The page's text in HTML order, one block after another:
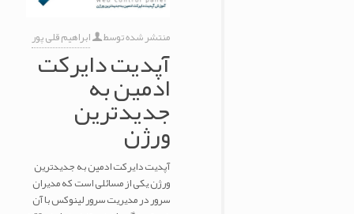
منتشر شده توسط ابراهیم قلی پور
آپدیت دایرکت
ادمین به
جدیدترین
ورژن
آپدیت دایرکت ادمین به جدیدترین
ورژن یکی از مسائلی است که مدیران
سرور در مدیریت سرور لینوکس با آن